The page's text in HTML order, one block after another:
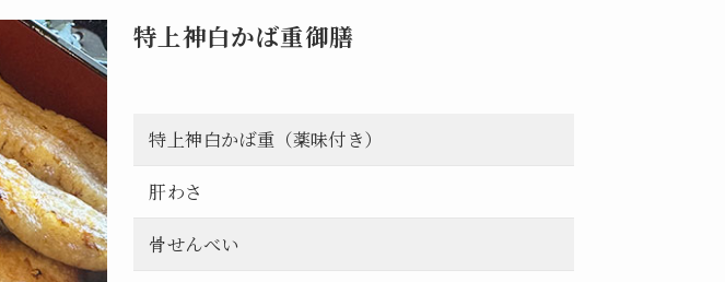
特上神白かば重御膳
特上神白かば重（薬味付き）
肝わさ
骨せんべい